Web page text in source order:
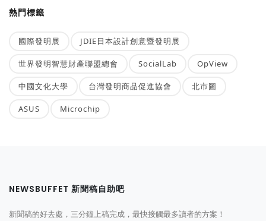
熱門標籤
國際發明展 JDIE日本設計創意暨發明展
世界發明智慧財產聯盟總會 SocialLab OpView
中國文化大學 台灣發明商品促進協會 北市圖
ASUS Microchip
NEWSBUFFET 新聞稿自助吧
新聞稿的好去處，三分鐘上稿完成，最快接觸最多讀者的方案！